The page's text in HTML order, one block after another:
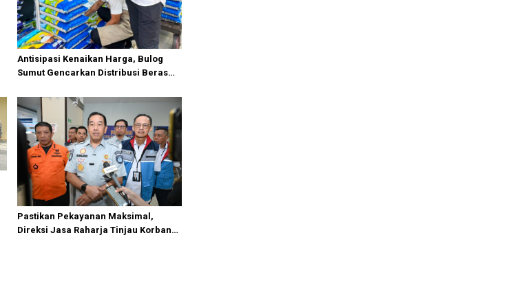
Antisipasi Kenaikan Harga, Bulog
Sumut Gencarkan Distribusi Beras
Pastikan Pekayanan Maksimal,
Direksi Jasa Raharja Tinjau Korban